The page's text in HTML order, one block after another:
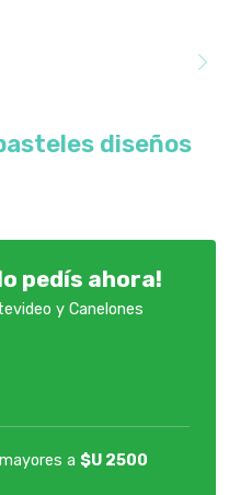
diseños
pedís ahora!
y Canelones
a $U 2500